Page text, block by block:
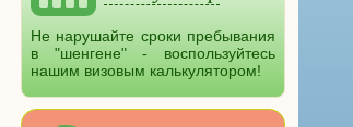
Не нарушайте сроки пребывания
в "шенгене" - воспользуйтесь
нашим визовым калькулятором!